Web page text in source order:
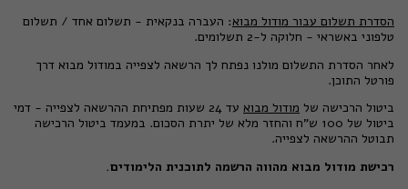
הסדרת תשלום עבור מודול מבוא: העברה בנקאית - תשלום אחד / תשלום
טלפוני באשראי - חלוקה ל-2 תשלומים.
לאחר הסדרת התשלום מולנו נפתח לך הרשאה לצפייה במודול מבוא דרך
פורטל התוכן.
ביטול הרכישה של מודול מבוא
עד 24 שעות מפתיחת ההרשאה לצפייה - דמי
ביטול של 100 ש"ח והחזר מלא של יתרת הסכום. במעמד ביטול הרכישה
תבוטל ההרשאה לצפייה.
רכישת מודול מבוא מהווה הרשמה לתוכנית הלימודים.